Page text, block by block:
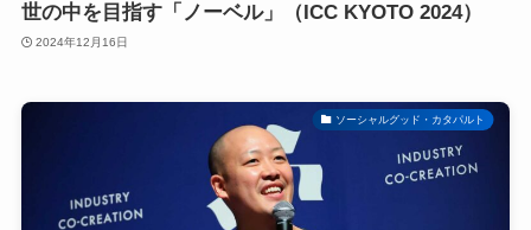
世の中を目指す「ノーベル」（ICC KYOTO 2024）
2024年12月16日
ソーシャルグッド・カタパルト